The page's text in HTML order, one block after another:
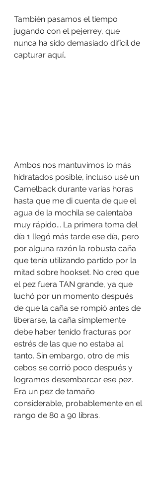
También pasamos el tiempo
jugando con el pejerrey, que
nunca ha sido demasiado difícil de
capturar aquí..
Ambos nos mantuvimos lo más
hidratados posible, incluso usé un
Camelback durante varias horas
hasta que me di cuenta de que el
agua de la mochila se calentaba
muy rápido... La primera toma del
día 1 llegó más tarde ese día, pero
por alguna razón la robusta caña
que tenía utilizando partido por la
mitad sobre hookset. No creo que
el pez fuera TAN grande, ya que
luchó por un momento después
de que la caña se rompió antes de
liberarse, la caña simplemente
debe haber tenido fracturas por
estrés de las que no estaba al
tanto. Sin embargo, otro de mis
cebos se corrió poco después y
logramos desembarcar ese pez.
Era un pez de tamaño
considerable, probablemente en el
rango de 80 a 90 libras.